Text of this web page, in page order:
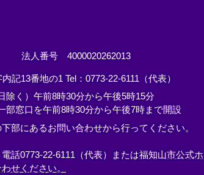
法人番号 4000020262013
記13番地の1 Tel：0773-22-6111（代表）
除く）午前8時30分から午後5時15分
部窓口を午前8時30分から午後7時まで開設
部にあるお問い合わせから行ってください。
話0773-22-6111（代表）または福知山市公式ホ
せください。